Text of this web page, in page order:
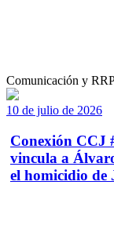
Comunicación y
10 de julio de 2026
Conexión CCJ
vincula a
el homicidio de